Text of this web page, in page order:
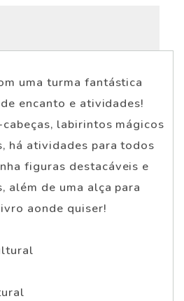
uma turma fantástica
encanto e atividades!
labirintos mágicos
há atividades para todos
figuras destacáveis e
além de uma alça para
aonde quiser!